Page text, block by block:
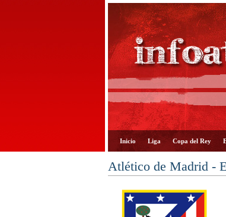
Inicio Liga Copa del Rey
Atlético de Madrid -